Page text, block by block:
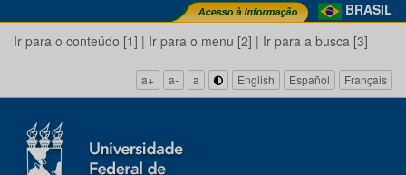
BRASIL
Ir para o conteúdo [1] | Ir para o menu [2] | Ir para a busca [3]
a+ a- a English Español Français